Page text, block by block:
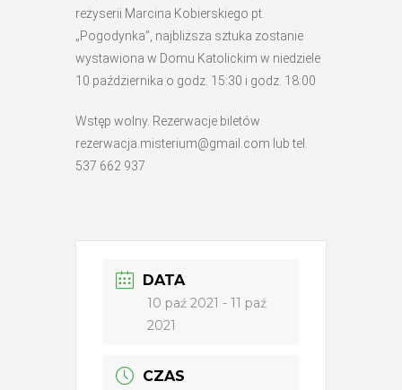
reżyserii Marcina Kobierskiego pt.
„Pogodynka”, najbliższa sztuka zostanie
wystawiona w Domu Katolickim w niedziele
10 października o godz. 15:30 i godz. 18:00
Wstęp wolny. Rezerwacje biletów
rezerwacja.misterium@gmail.com lub tel.
537 662 937
DATA
10 paź 2021 - 11 paź
2021
CZAS